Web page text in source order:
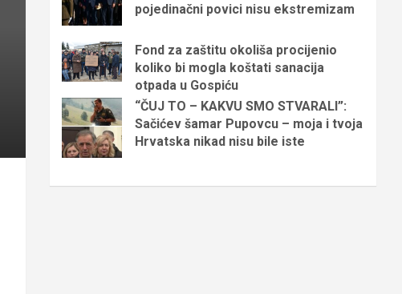
pojedinačni povici nisu ekstremizam
Fond za zaštitu okoliša procijenio
koliko bi mogla koštati sanacija
otpada u Gospiću
“ČUJ TO – KAKVU SMO STVARALI”:
Sačićev šamar Pupovcu – moja i tvoja
Hrvatska nikad nisu bile iste